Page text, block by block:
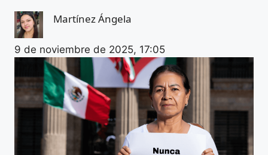
Martínez Ángela
9 de noviembre de 2025, 17:05